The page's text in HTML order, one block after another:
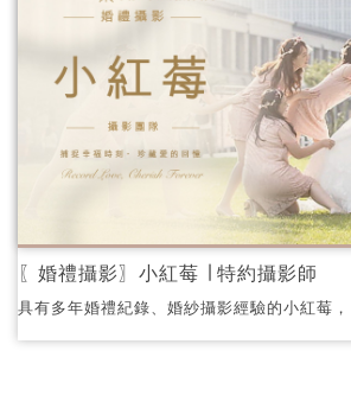
〖婚禮攝影〗小紅莓 ∣ 特約攝影師
具有多年婚禮紀錄、婚紗攝影經驗的小紅莓，
專業攝影團隊，獲得國際攝影獎項肯定，每每